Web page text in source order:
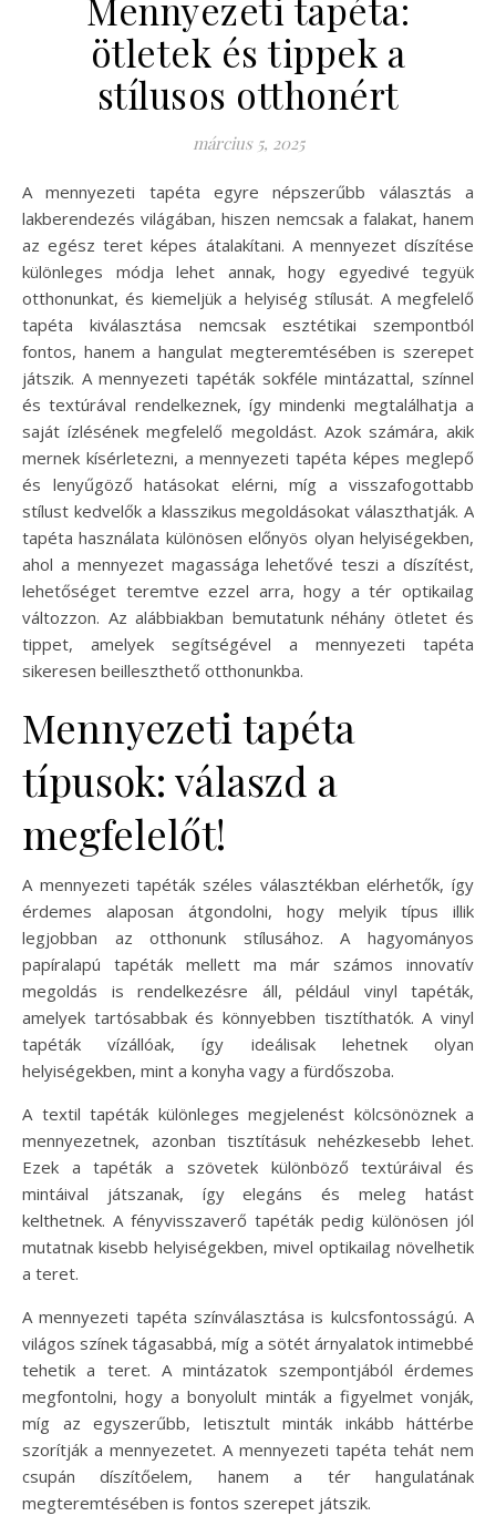
Mennyezeti tapéta:
ötletek és tippek a
stílusos otthonért
március 5, 2025
A mennyezeti tapéta egyre népszerűbb választás a
lakberendezés világában, hiszen nemcsak a falakat, hanem
az egész teret képes átalakítani. A mennyezet díszítése
különleges módja lehet annak, hogy egyedivé tegyük
otthonunkat, és kiemeljük a helyiség stílusát. A megfelelő
tapéta kiválasztása nemcsak esztétikai szempontból
fontos, hanem a hangulat megteremtésében is szerepet
játszik. A mennyezeti tapéták sokféle mintázattal, színnel
és textúrával rendelkeznek, így mindenki megtalálhatja a
saját ízlésének megfelelő megoldást. Azok számára, akik
mernek kísérletezni, a mennyezeti tapéta képes meglepő
és lenyűgöző hatásokat elérni, míg a visszafogottabb
stílust kedvelők a klasszikus megoldásokat választhatják. A
tapéta használata különösen előnyös olyan helyiségekben,
ahol a mennyezet magassága lehetővé teszi a díszítést,
lehetőséget teremtve ezzel arra, hogy a tér optikailag
változzon. Az alábbiakban bemutatunk néhány ötletet és
tippet, amelyek segítségével a mennyezeti tapéta
sikeresen beilleszthető otthonunkba.
Mennyezeti tapéta
típusok: válaszd a
megfelelőt!
A mennyezeti tapéták széles választékban elérhetők, így
érdemes alaposan átgondolni, hogy melyik típus illik
legjobban az otthonunk stílusához. A hagyományos
papíralapú tapéták mellett ma már számos innovatív
megoldás is rendelkezésre áll, például vinyl tapéták,
amelyek tartósabbak és könnyebben tisztíthatók. A vinyl
tapéták vízállóak, így ideálisak lehetnek olyan
helyiségekben, mint a konyha vagy a fürdőszoba.
A textil tapéták különleges megjelenést kölcsönöznek a
mennyezetnek, azonban tisztításuk nehézkesebb lehet.
Ezek a tapéták a szövetek különböző textúráival és
mintáival játszanak, így elegáns és meleg hatást
kelthetnek. A fényvisszaverő tapéták pedig különösen jól
mutatnak kisebb helyiségekben, mivel optikailag növelhetik
a teret.
A mennyezeti tapéta színválasztása is kulcsfontosságú. A
világos színek tágasabbá, míg a sötét árnyalatok intimebbé
tehetik a teret. A mintázatok szempontjából érdemes
megfontolni, hogy a bonyolult minták a figyelmet vonják,
míg az egyszerűbb, letisztult minták inkább háttérbe
szorítják a mennyezetet. A mennyezeti tapéta tehát nem
csupán díszítőelem, hanem a tér hangulatának
megteremtésében is fontos szerepet játszik.